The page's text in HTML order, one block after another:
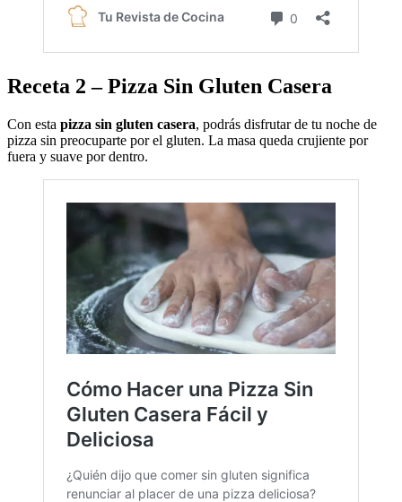
Receta 2 – Pizza Sin Gluten Casera
Con esta pizza sin gluten casera, podrás disfrutar de tu noche de
pizza sin preocuparte por el gluten. La masa queda crujiente por
fuera y suave por dentro.